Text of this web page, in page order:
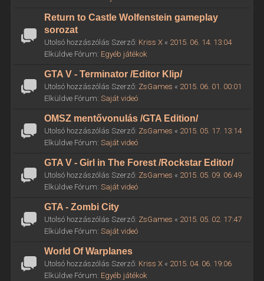
Return to Castle Wolfenstein gameplay
sorozat
Utolsó hozzászólás Szerző: Kriss X« 2015. 06. 14. 13:04
Elküldve Fórum: Egyéb játékok
GTA V - Terminator /Editor Klip/
Utolsó hozzászólás Szerző: ZsGames « 2015. 06. 01. 00:01
Elküldve Fórum: Saját videó
OMSZ mentővonulás /GTA Edition/
Utolsó hozzászólás Szerző: ZsGames « 2015. 05. 17. 13:14
Elküldve Fórum: Saját videó
GTA V - Girl in The Forest /Rockstar Editor/
Utolsó hozzászólás Szerző: ZsGames « 2015. 05. 09. 06:49
Elküldve Fórum: Saját videó
GTA - Zombi City
Utolsó hozzászólás Szerző: ZsGames « 2015. 05. 02. 17:47
Elküldve Fórum: Saját videó
World Of Warplanes
Utolsó hozzászólás Szerző: Kriss X« 2015. 04. 06. 19:06
Elküldve Fórum: Egyéb játékok